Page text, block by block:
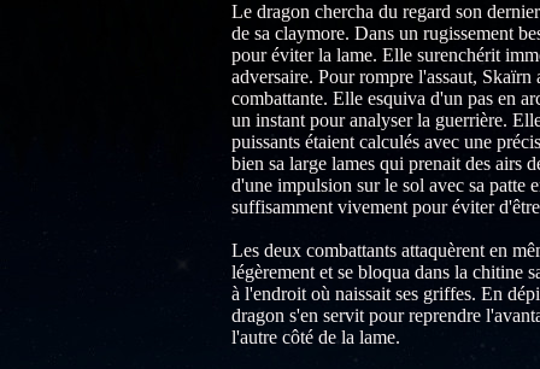
Le dragon chercha du regard son
de sa claymore. Dans un rugissement
pour éviter la lame. Elle surenchérit
adversaire. Pour rompre l'assaut,
combattante. Elle esquiva d'un pas en
un instant pour analyser la guerrière.
puissants étaient calculés avec une
bien sa large lames qui prenait des airs
d'une impulsion sur le sol avec sa patte
suffisamment vivement pour éviter
Les deux combattants attaquèrent en
légèrement et se bloqua dans la chitine
à l'endroit où naissait ses griffes. En
dragon s'en servit pour reprendre
l'autre côté de la lame.